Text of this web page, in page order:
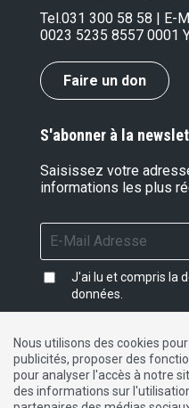
Tel.031 300 58 58 | E-
0023 5235 8557 0001
Faire un don
S'abonner à la
Saisissez votre
informations les plus
J'ai lu et compris la
données
Impressum|
Nous utilisons des cookies
publicités, proposer des
pour analyser l'accès à notre
des informations sur